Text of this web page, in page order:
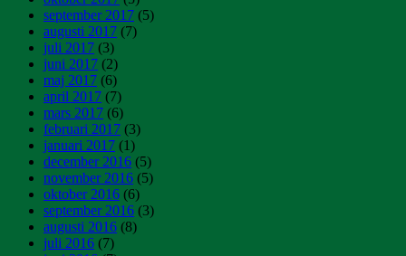
september 2017 (5)
augusti 2017 (7)
juli 2017 (3)
juni 2017 (2)
maj 2017 (6)
april 2017 (7)
mars 2017 (6)
februari 2017 (3)
januari 2017 (1)
december 2016 (5)
november 2016 (5)
oktober 2016 (6)
september 2016 (3)
augusti 2016 (8)
juli 2016 (7)